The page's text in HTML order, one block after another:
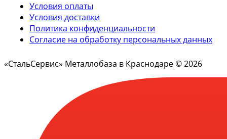
Условия оплаты
Условия доставки
Политика конфиденциальности
Согласие на обработку персональных данных
«СтальСервис» Металлобаза в Краснодаре © 2026